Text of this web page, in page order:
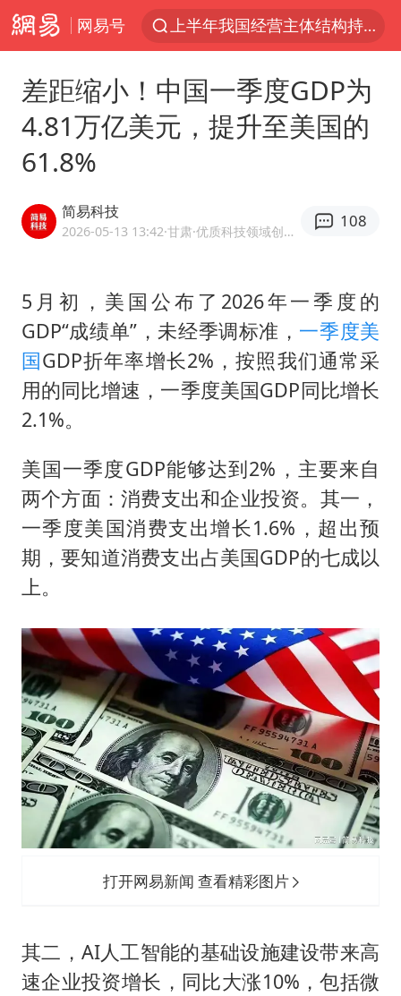
网易号
上半年我国经营主体结构持续优化
中国籍豪华游艇富商之子在泰国被杀
王艺迪无缘横滨赛决赛
中国第1高楼阻尼器摆动明显
《龙餐馆》 冲奖
上门女婿出轨女邻居多年被判重婚罪
2025年小学教师减少13.19万
女子发现前夫婚内与第三者育子
笔试第一被劝弃考涉事副校长被撤职
构建更高水平的全民健身公共服务体系
萌娃帮爷爷脱玉米 卖力干活超可爱
灌溉水坝被隔成鱼塘 村民投诉20余年
差距缩小！中国一季度GDP为
4.81万亿美元，提升至美国的
61.8%
简易科技
2026-05-13 13:42·甘肃 ·优质科技领域创作者
108
5月初，美国公布了2026年一季度的
GDP“成绩单”，未经季调标准， 一季度美
国GDP折年率增长2%，按照我们通常采
用的同比增速，一季度美国GDP同比增长
2.1%。
美国一季度GDP能够达到2%，主要来自
两个方面：消费支出和企业投资。其一，
一季度美国消费支出增长1.6%，超出预
期，要知道消费支出占美国GDP的七成以
上。
打开网易新闻 查看精彩图片
其二，AI人工智能的基础设施建设带来高
速企业投资增长，同比大涨10%，包括微